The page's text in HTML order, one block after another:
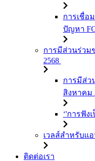
การเชื่อ
ปัญหา
การมีส่วนร่วม
2568
การมีส่ว
สิงหาคม
‘'การฟัง
เวลส์สำหรับแ
ติดต่อเรา